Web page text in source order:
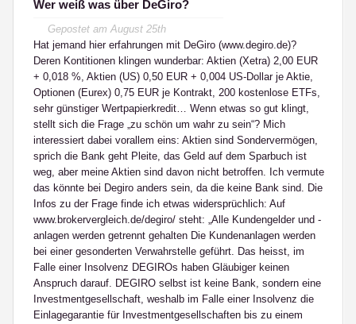
Wer weiß was über DeGiro?
Gepostet amAugust 25th
Hat jemand hier erfahrungen mit DeGiro (www.degiro.de)?
Deren Kontitionen klingen wunderbar: Aktien (Xetra) 2,00 EUR
+ 0,018 %, Aktien (US) 0,50 EUR + 0,004 US-Dollar je Aktie,
Optionen (Eurex) 0,75 EUR je Kontrakt, 200 kostenlose ETFs,
sehr günstiger Wertpapierkredit… Wenn etwas so gut klingt,
stellt sich die Frage „zu schön um wahr zu sein“? Mich
interessiert dabei vorallem eins: Aktien sind Sondervermögen,
sprich die Bank geht Pleite, das Geld auf dem Sparbuch ist
weg, aber meine Aktien sind davon nicht betroffen. Ich vermute
das könnte bei Degiro anders sein, da die keine Bank sind. Die
Infos zu der Frage finde ich etwas widersprüchlich: Auf
www.brokervergleich.de/degiro/ steht: „Alle Kundengelder und -
anlagen werden getrennt gehalten Die Kundenanlagen werden
bei einer gesonderten Verwahrstelle geführt. Das heisst, im
Falle einer Insolvenz DEGIROs haben Gläubiger keinen
Anspruch darauf. DEGIRO selbst ist keine Bank, sondern eine
Investmentgesellschaft, weshalb im Falle einer Insolvenz die
Einlagegarantie für Investmentgesellschaften bis zu einem